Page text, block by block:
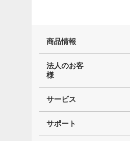
商品情報
法人のお客
様
サービス
サポート